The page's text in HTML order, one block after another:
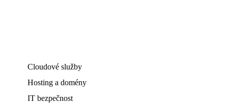
Cloudové služby
Hosting a domény
IT bezpečnost